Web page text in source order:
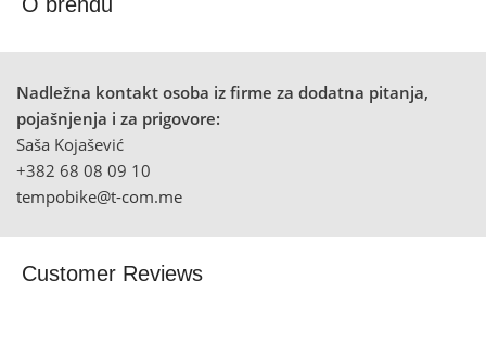
Nadležna kontakt osoba iz firme za dodatna pitanja,
pojašnjenja i za prigovore:
Saša Kojašević
+382 68 08 09 10
tempobike@t-com.me
Customer Reviews